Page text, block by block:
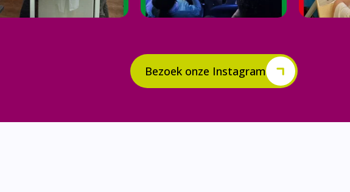
Bezoek onze Instagram